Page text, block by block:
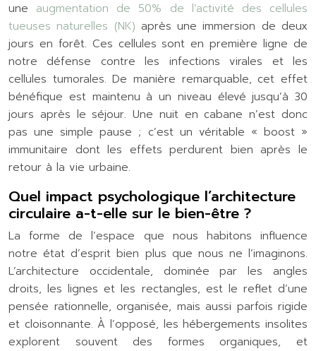
une augmentation de 50% de l’activité des cellules
tueuses naturelles (NK) après une immersion de deux
jours en forêt. Ces cellules sont en première ligne de
notre défense contre les infections virales et les
cellules tumorales. De manière remarquable, cet effet
bénéfique est maintenu à un niveau élevé jusqu’à 30
jours après le séjour. Une nuit en cabane n’est donc
pas une simple pause ; c’est un véritable « boost »
immunitaire dont les effets perdurent bien après le
retour à la vie urbaine.
Quel impact psychologique l’architecture
circulaire a-t-elle sur le bien-être ?
La forme de l’espace que nous habitons influence
notre état d’esprit bien plus que nous ne l’imaginons.
L’architecture occidentale, dominée par les angles
droits, les lignes et les rectangles, est le reflet d’une
pensée rationnelle, organisée, mais aussi parfois rigide
et cloisonnante. À l’opposé, les hébergements insolites
explorent souvent des formes organiques, et